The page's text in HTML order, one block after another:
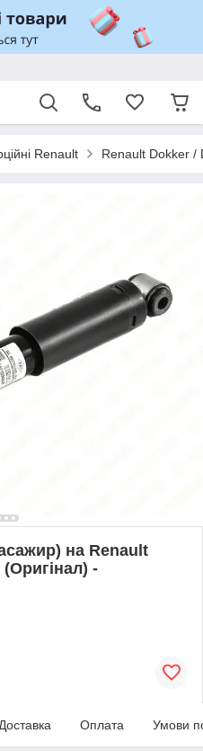
Renault Renault Dokker /
на Renault
-
Доставка Оплата Умови